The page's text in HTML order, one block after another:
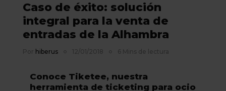
Caso de éxito: solución
integral para la venta de
entradas de la Alhambra
Por hiberus 12/01/2018 6 Mins de lectura
Conoce Tiketee, nuestra
herramienta de ticketing para ocio